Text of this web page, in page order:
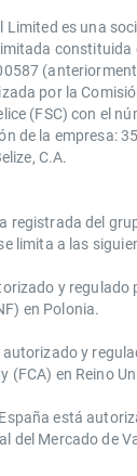
es una
constituida
por la
(FSC) con el
de la empresa:
C.A.
registrada del
limita a las
y regulado
​en Polonia.
y
​(FCA) en ​​Reino
está
del Mercado de